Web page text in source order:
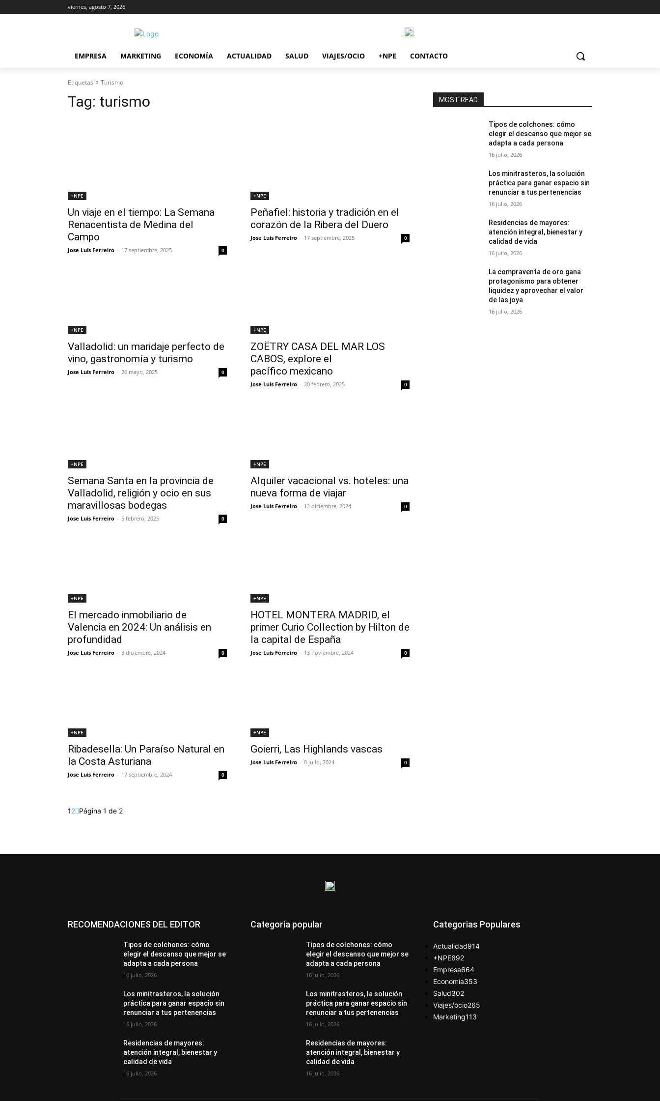
viernes, agosto 7, 2026
EMPRESA MARKETING ECONOMÍA ACTUALIDAD SALUD VIAJES/OCIO +NPE CONTACTO
Etiquetas Turismo
Tag: turismo
+NPE
Un viaje en el tiempo: La Semana
Renacentista de Medina del
Campo
Jose Luis Ferreiro - 17 septiembre, 2025 0
+NPE
Peñafiel: historia y tradición en el
corazón de la Ribera del Duero
Jose Luis Ferreiro - 17 septiembre, 2025 0
+NPE
Valladolid: un maridaje perfecto de
vino, gastronomía y turismo
Jose Luis Ferreiro - 26 mayo, 2025 0
+NPE
ZOËTRY CASA DEL MAR LOS
CABOS, explore el
pacífico mexicano
Jose Luis Ferreiro - 20 febrero, 2025 0
+NPE
Semana Santa en la provincia de
Valladolid, religión y ocio en sus
maravillosas bodegas
Jose Luis Ferreiro - 5 febrero, 2025 0
+NPE
Alquiler vacacional vs. hoteles: una
nueva forma de viajar
Jose Luis Ferreiro - 12 diciembre, 2024 0
+NPE
El mercado inmobiliario de
Valencia en 2024: Un análisis en
profundidad
Jose Luis Ferreiro - 3 diciembre, 2024 0
+NPE
HOTEL MONTERA MADRID, el
primer Curio Collection by Hilton de
la capital de España
Jose Luis Ferreiro - 13 noviembre, 2024 0
+NPE
Ribadesella: Un Paraíso Natural en
la Costa Asturiana
Jose Luis Ferreiro - 17 septiembre, 2024 0
+NPE
Goierri, Las Highlands vascas
Jose Luis Ferreiro - 8 julio, 2024 0
12 Página 1 de 2
MOST READ
Tipos de colchones: cómo
elegir el descanso que mejor se
adapta a cada persona
16 julio, 2026
Los minitrasteros, la solución
práctica para ganar espacio sin
renunciar a tus pertenencias
16 julio, 2026
Residencias de mayores:
atención integral, bienestar y
calidad de vida
16 julio, 2026
La compraventa de oro gana
protagonismo para obtener
liquidez y aprovechar el valor
de las joya
16 julio, 2026
RECOMENDACIONES DEL EDITOR
Tipos de colchones: cómo
elegir el descanso que mejor se
adapta a cada persona
16 julio, 2026
Los minitrasteros, la solución
práctica para ganar espacio sin
renunciar a tus pertenencias
16 julio, 2026
Residencias de mayores:
atención integral, bienestar y
calidad de vida
16 julio, 2026
Categoría popular
Tipos de colchones: cómo
elegir el descanso que mejor se
adapta a cada persona
16 julio, 2026
Los minitrasteros, la solución
práctica para ganar espacio sin
renunciar a tus pertenencias
16 julio, 2026
Residencias de mayores:
atención integral, bienestar y
calidad de vida
16 julio, 2026
Categorias Populares
Actualidad914
+NPE692
Empresa664
Economía353
Salud302
Viajes/ocio265
Marketing113